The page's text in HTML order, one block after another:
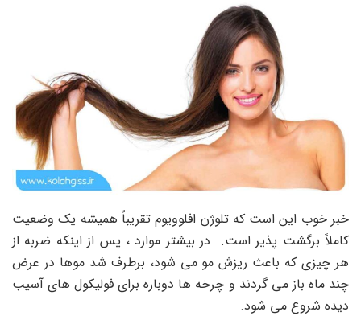
خبر خوب این است که تلوژن افلوویوم تقریباً همیشه یک وضعیت
کاملاً برگشت پذیر است. در بیشتر موارد ، پس از اینکه ضربه از
هر چیزی که باعث ریزش مو می شود، برطرف شد موها در عرض
چند ماه باز می گردند و چرخه ها دوباره برای فولیکول های آسیب
دیده شروع می شود.